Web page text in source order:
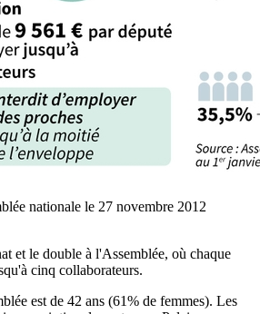
nationale le 27 novembre 2012
et le double à l'Assemblée, où chaque
cinq collaborateurs.
est de 42 ans (61% de femmes). Les